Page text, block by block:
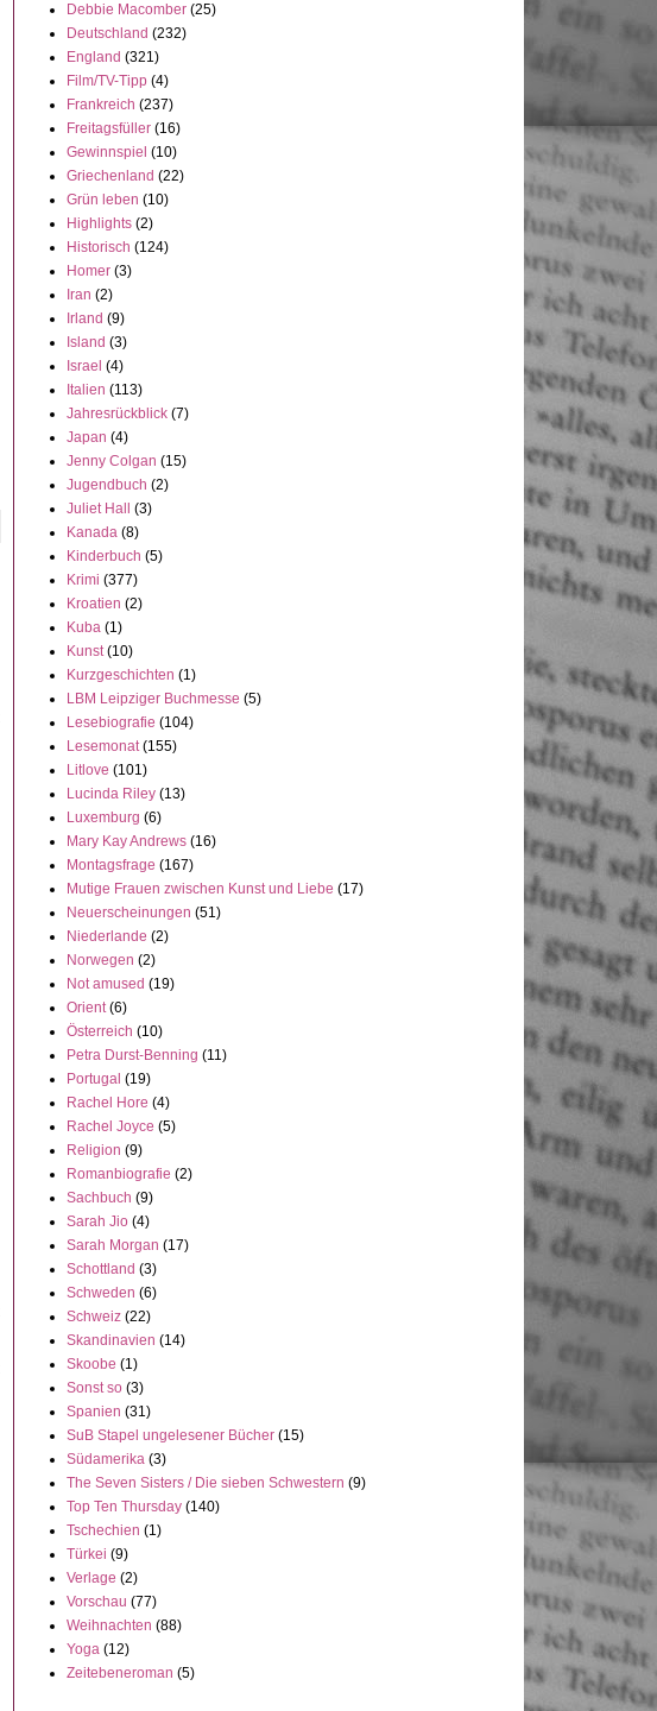
Debbie Macomber (25)
Deutschland (232)
England (321)
Film/TV-Tipp (4)
Frankreich (237)
Freitagsfüller (16)
Gewinnspiel (10)
Griechenland (22)
Grün leben (10)
Highlights (2)
Historisch (124)
Homer (3)
Iran (2)
Irland (9)
Island (3)
Israel (4)
Italien (113)
Jahresrückblick (7)
Japan (4)
Jenny Colgan (15)
Jugendbuch (2)
Juliet Hall
(3)
Kanada (8)
Kinderbuch (5)
Krimi (377)
Kroatien (2)
Kuba (1)
Kunst (10)
Kurzgeschichten (1)
LBM Leipziger Buchmesse (5)
Lesebiografie (104)
Lesemonat (155)
Litlove (101)
Lucinda Riley (13)
Luxemburg (6)
Mary Kay Andrews (16)
Montagsfrage (167)
Mutige Frauen zwischen Kunst und Liebe (17)
Neuerscheinungen (51)
Niederlande (2)
Norwegen (2)
Not amused (19)
Orient (6)
Österreich (10)
Petra Durst-Benning (11)
Portugal (19)
Rachel Hore (4)
Rachel Joyce (5)
Religion (9)
Romanbiografie (2)
Sachbuch (9)
Sarah Jio (4)
Sarah Morgan (17)
Schottland (3)
Schweden (6)
Schweiz (22)
Skandinavien (14)
Skoobe (1)
Sonst so (3)
Spanien (31)
SuB Stapel ungelesener Bücher (15)
Südamerika (3)
The Seven Sisters / Die sieben Schwestern (9)
Top Ten Thursday (140)
Tschechien (1)
Türkei (9)
Verlage (2)
Vorschau (77)
Weihnachten (88)
Yoga (12)
Zeitebeneroman (5)